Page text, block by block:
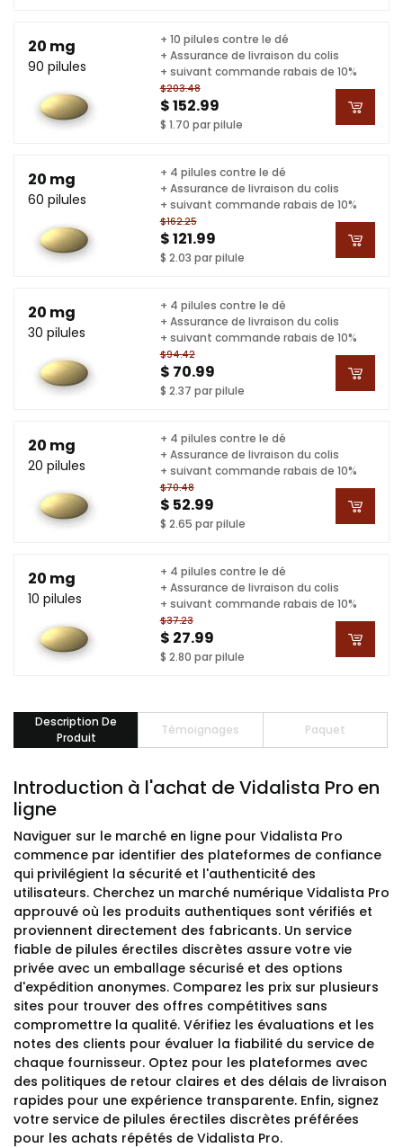
20 mg
90 pilules
$203.48
$ 152.99
$ 1.70 par pilule
+ 10 pilules contre le dé
+ Assurance de livraison du colis
+ suivant commande rabais de 10%
20 mg
60 pilules
$162.25
$ 121.99
$ 2.03 par pilule
+ 4 pilules contre le dé
+ Assurance de livraison du colis
+ suivant commande rabais de 10%
20 mg
30 pilules
$94.42
$ 70.99
$ 2.37 par pilule
+ 4 pilules contre le dé
+ Assurance de livraison du colis
+ suivant commande rabais de 10%
20 mg
20 pilules
$70.48
$ 52.99
$ 2.65 par pilule
+ 4 pilules contre le dé
+ Assurance de livraison du colis
+ suivant commande rabais de 10%
20 mg
10 pilules
$37.23
$ 27.99
$ 2.80 par pilule
+ 4 pilules contre le dé
+ Assurance de livraison du colis
+ suivant commande rabais de 10%
Description De
Produit
Témoignages Paquet
Introduction à l'achat de Vidalista Pro en
ligne
Naviguer sur le marché en ligne pour Vidalista Pro
commence par identifier des plateformes de confiance
qui privilégient la sécurité et l'authenticité des
utilisateurs. Cherchez un marché numérique Vidalista Pro
approuvé où les produits authentiques sont vérifiés et
proviennent directement des fabricants. Un service
fiable de pilules érectiles discrètes assure votre vie
privée avec un emballage sécurisé et des options
d'expédition anonymes. Comparez les prix sur plusieurs
sites pour trouver des offres compétitives sans
compromettre la qualité. Vérifiez les évaluations et les
notes des clients pour évaluer la fiabilité du service de
chaque fournisseur. Optez pour les plateformes avec
des politiques de retour claires et des délais de livraison
rapides pour une expérience transparente. Enfin, signez
votre service de pilules érectiles discrètes préférées
pour les achats répétés de Vidalista Pro.